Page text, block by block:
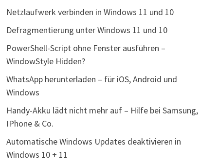
Netzlaufwerk verbinden in Windows 11 und 10
Defragmentierung unter Windows 11 und 10
PowerShell-Script ohne Fenster ausführen –
WindowStyle Hidden?
WhatsApp herunterladen – für iOS, Android und
Windows
Handy-Akku lädt nicht mehr auf – Hilfe bei Samsung,
IPhone & Co.
Automatische Windows Updates deaktivieren in
Windows 10 + 11